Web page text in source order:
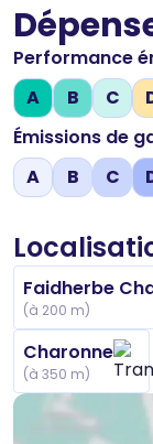
Performance
A
B C
Émissions de
A
B C
Faidherbe
(à 200 m)
Charonne
(à 350 m)